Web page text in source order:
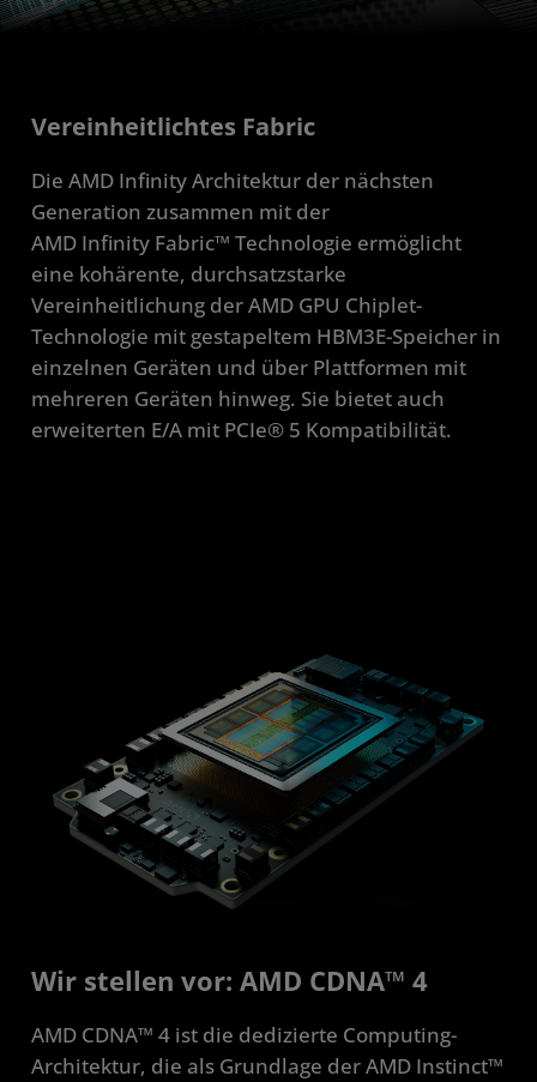
Vereinheitlichtes Fabric
Die AMD Infinity Architektur der nächsten
Generation zusammen mit der
AMD Infinity Fabric™ Technologie ermöglicht
eine kohärente, durchsatzstarke
Vereinheitlichung der AMD GPU Chiplet-
Technologie mit gestapeltem HBM3E-Speicher in
einzelnen Geräten und über Plattformen mit
mehreren Geräten hinweg. Sie bietet auch
erweiterten E/A mit PCIe® 5 Kompatibilität.
Wir stellen vor: AMD CDNA™ 4
AMD CDNA™ 4 ist die dedizierte Computing-
Architektur, die als Grundlage der AMD Instinct™